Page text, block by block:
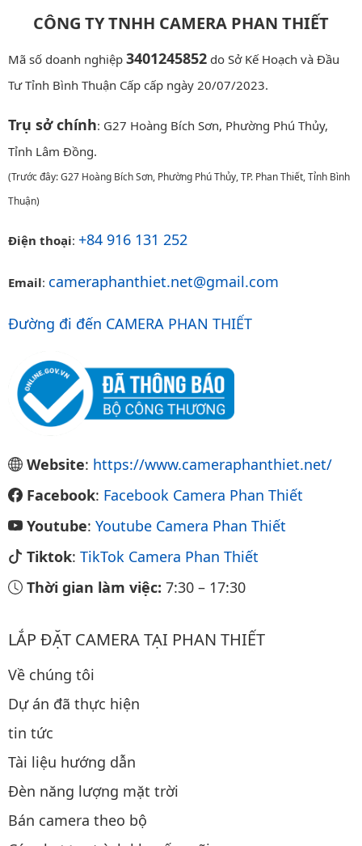
CÔNG TY TNHH CAMERA PHAN THIẾT
Mã số doanh nghiệp 3401245852 do Sở Kế Hoạch và Đầu
Tư Tỉnh Bình Thuận Cấp cấp ngày 20/07/2023.
Trụ sở chính: G27 Hoàng Bích Sơn, Phường Phú Thủy,
Tỉnh Lâm Đồng.
(Trước đây: G27 Hoàng Bích Sơn, Phường Phú Thủy, TP. Phan Thiết, Tỉnh Bình
Thuận)
Điện thoại: +84 916 131 252
Email: cameraphanthiet.net@gmail.com
Đường đi đến CAMERA PHAN THIẾT
Website: https://www.cameraphanthiet.net/
Facebook: Facebook Camera Phan Thiết
Youtube: Youtube Camera Phan Thiết
Tiktok: TikTok Camera Phan Thiết
Thời gian làm việc: 7:30 – 17:30
LẮP ĐẶT CAMERA TẠI PHAN THIẾT
Về chúng tôi
Dự án đã thực hiện
tin tức
Tài liệu hướng dẫn
Đèn năng lượng mặt trời
Bán camera theo bộ